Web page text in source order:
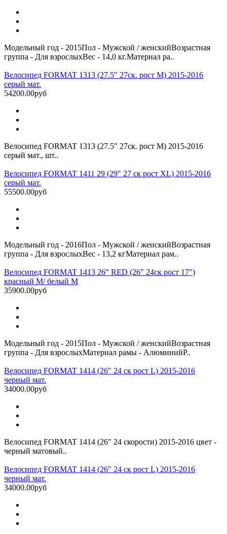
Модельный год - 2015Пол - Мужской / женскийВозрастная
группа - Для взрослыхВес - 14,0 кг.Материал ра..
Велосипед FORMAT 1313 (27.5" 27ск. рост M) 2015-2016
серый мат.
54200.00руб
Велосипед FORMAT 1313 (27.5" 27ск. рост M) 2015-2016
серый мат., шт..
Велосипед FORMAT 1411 29 (29" 27 ск рост XL) 2015-2016
серый мат.
55500.00руб
Модельный год - 2016Пол - Мужской / женскийВозрастная
группа - Для взрослыхВес - 13,2 кгМатериал рам..
Велосипед FORMAT 1413 26" RED (26" 24ск рост 17")
красный M/ белый M
35900.00руб
Модельный год - 2015Пол - Мужской / женскийВозрастная
группа - Для взрослыхМатериал рамы - АлюминийР..
Велосипед FORMAT 1414 (26" 24 ск рост L) 2015-2016
черный мат.
34000.00руб
Велосипед FORMAT 1414 (26" 24 скорости) 2015-2016 цвет -
черный матовый..
Велосипед FORMAT 1414 (26" 24 ск рост L) 2015-2016
черный мат.
34000.00руб